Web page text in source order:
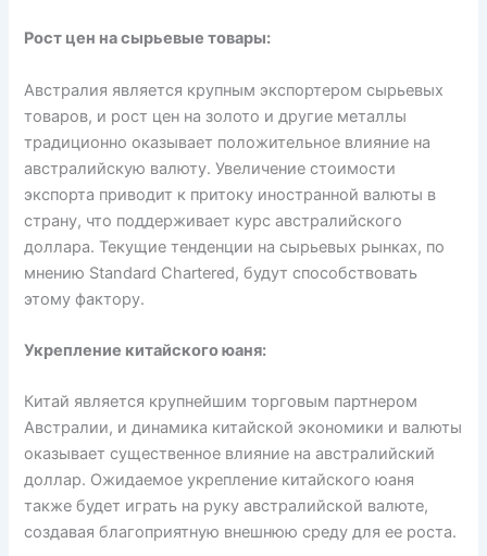
Рост цен на сырьевые товары:
Австралия является крупным экспортером сырьевых
товаров, и рост цен на золото и другие металлы
традиционно оказывает положительное влияние на
австралийскую валюту. Увеличение стоимости
экспорта приводит к притоку иностранной валюты в
страну, что поддерживает курс австралийского
доллара. Текущие тенденции на сырьевых рынках, по
мнению Standard Chartered, будут способствовать
этому фактору.
Укрепление китайского юаня:
Китай является крупнейшим торговым партнером
Австралии, и динамика китайской экономики и валюты
оказывает существенное влияние на австралийский
доллар. Ожидаемое укрепление китайского юаня
также будет играть на руку австралийской валюте,
создавая благоприятную внешнюю среду для ее роста.